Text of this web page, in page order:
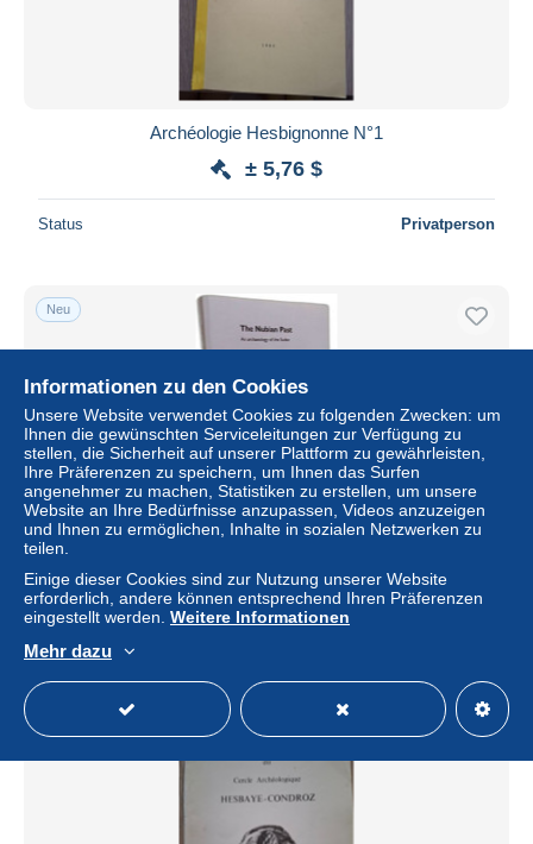
Archéologie Hesbignonne N°1
± 5,76 $
Status Privatperson
Neu
± 46,09 $
Status
Neu
Informationen zu den Cookies
Unsere Website verwendet Cookies zu folgenden Zwecken: um
Ihnen die gewünschten Serviceleitungen zur Verfügung zu
stellen, die Sicherheit auf unserer Plattform zu gewährleisten,
Ihre Präferenzen zu speichern, um Ihnen das Surfen
angenehmer zu machen, Statistiken zu erstellen, um unsere
Website an Ihre Bedürfnisse anzupassen, Videos anzuzeigen
und Ihnen zu ermöglichen, Inhalte in sozialen Netzwerken zu
teilen.
Einige dieser Cookies sind zur Nutzung unserer Website
erforderlich, andere können entsprechend Ihren Präferenzen
eingestellt werden. Weitere Informationen
Mehr dazu